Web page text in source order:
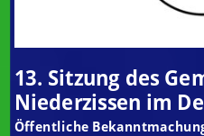
13. Sitzung des
Niederzissen im
Öffentliche